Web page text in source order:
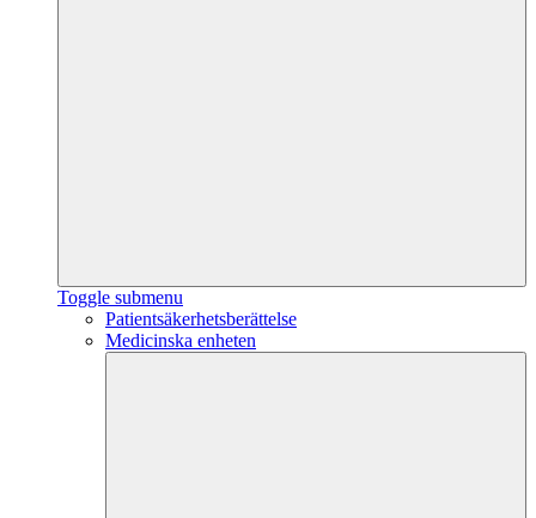
Toggle submenu
Patientsäkerhetsberättelse
Medicinska enheten